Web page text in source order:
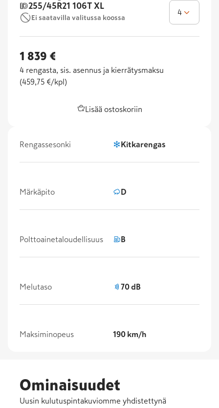
255/45R21 106T XL
Ei saatavilla valitussa koossa
4
1 839 €
4 rengasta, sis. asennus ja kierrätysmaksu
(459,75 €/kpl )
Lisää ostoskoriin
Rengassesonki Kitkarengas
Märkäpito D
Polttoainetaloudellisuus B
Melutaso 70 dB
Maksiminopeus 190 km/h
Ominaisuudet
Uusin kulutuspintakuviomme yhdistettynä